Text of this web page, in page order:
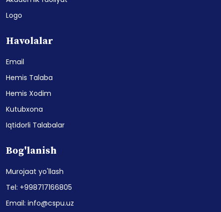
Logo
Havolalar
Email
Hemis Talaba
Hemis Xodim
Kutubxona
Iqtidorli Talabalar
Bog'lanish
Murojaat yo'llash
Tel: +998717166805
Email: info@cspu.uz